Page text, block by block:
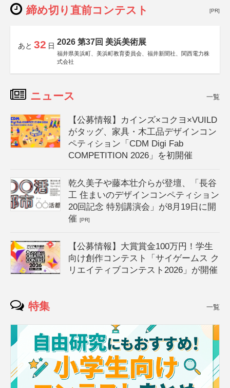
締め切り直前コンテスト [PR]
あと 32 日 2026 第37回 美浜美術展
福井県美浜町、美浜町教育委員会、福井新聞社、関西電力株
式会社
ニュース 一覧
【公募情報】カインズ×コクヨ×VUILD
がタッグ、家具・木工品デザインコン
ペティション「CDM Digi Fab
COMPETITION 2026」を初開催
乾久美子や藤本壮介らが登壇、「長谷
工 住まいのデザインコンペティション
20回記念 特別講演会」が8月19日に開
催[PR]
【公募情報】大賞賞金100万円！学生
向け創作コンテスト「サイゲームス ク
リエイティブコンテスト2026」が開催
特集 一覧